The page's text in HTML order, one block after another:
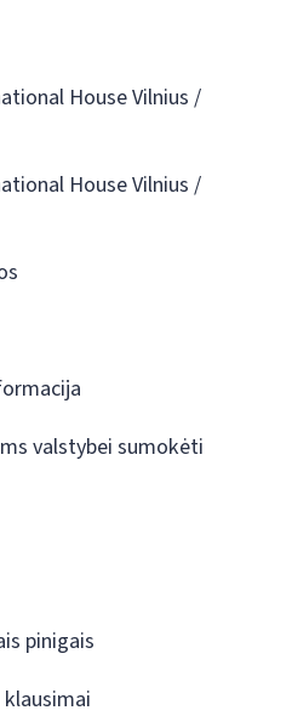
House Vilnius /
House Vilnius /
valstybei sumokėti
pinigais